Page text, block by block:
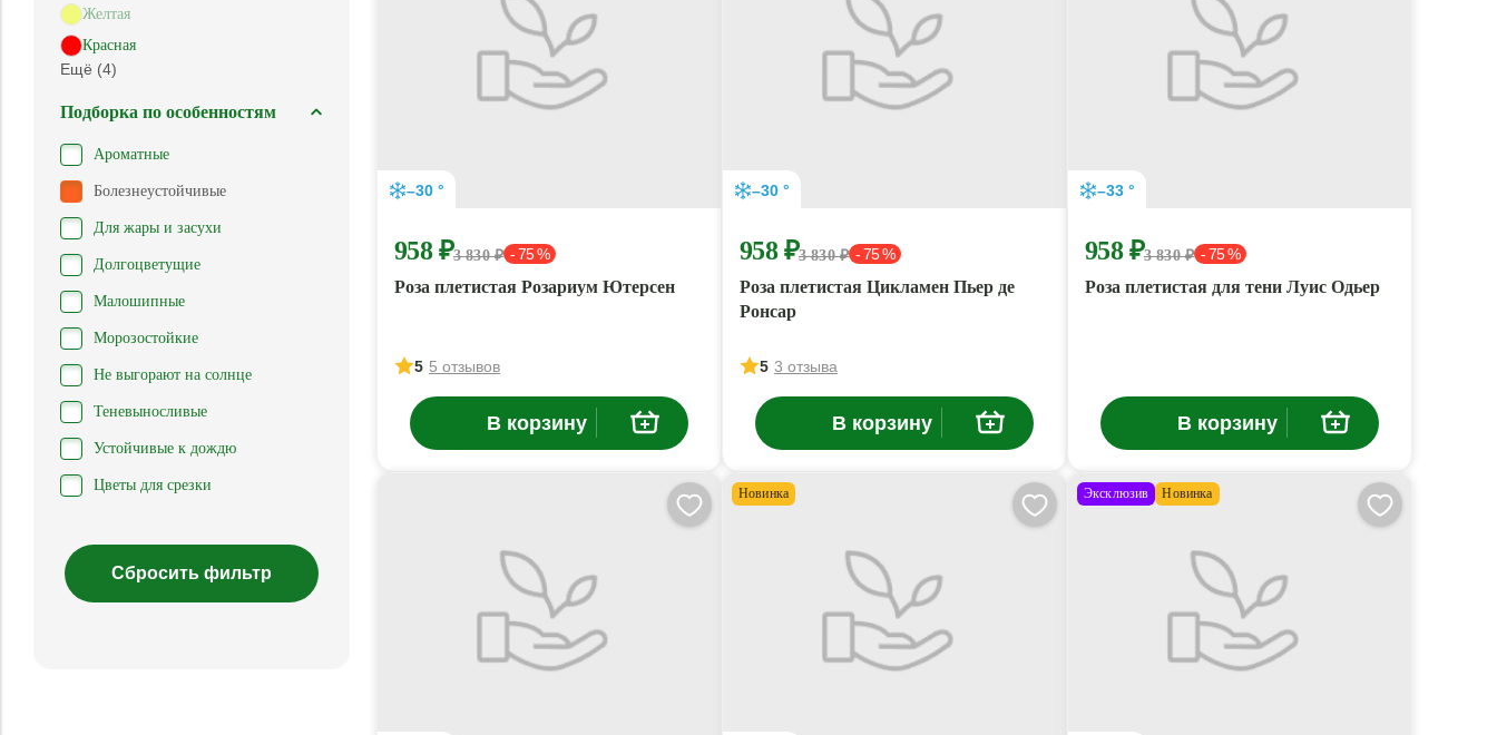
Желтая
Красная
Ещё (4)
Подборка по особенностям
Ароматные
Болезнеустойчивые
Для жары и засухи
Долгоцветущие
Малошипные
Морозостойкие
Не выгорают на солнце
Теневыносливые
Устойчивые к дождю
Цветы для срезки
–30 °
958 ₽3 830 ₽ - 75 %
Роза плетистая Розариум Ютерсен
5 5 отзывов
В корзину
–30 °
958 ₽3 830 ₽ - 75 %
Роза плетистая Цикламен Пьер де
Ронсар
5 3 отзыва
В корзину
–33 °
958 ₽3 830 ₽ - 75 %
Роза плетистая для тени Луис Одьер
В корзину
Новинка Эксклюзив Новинка